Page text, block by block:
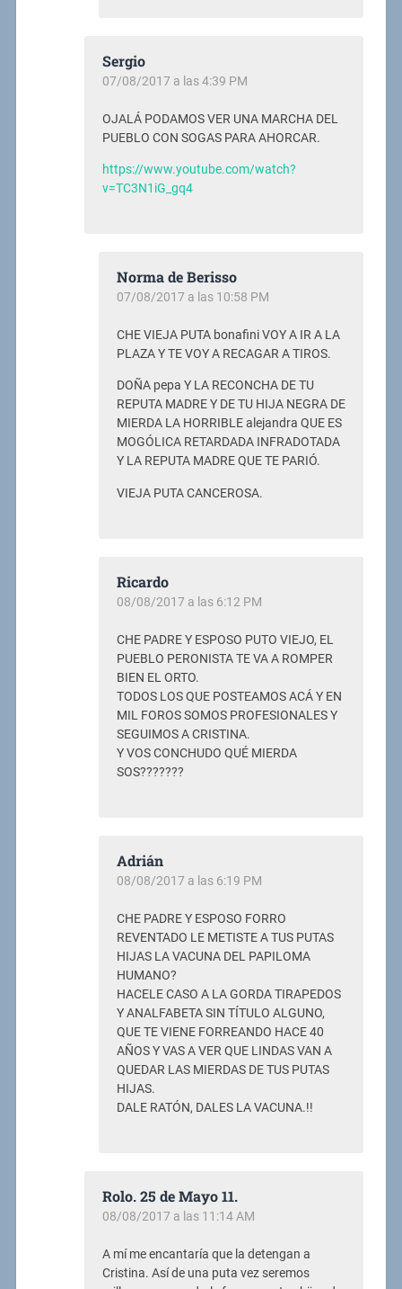
Sergio
07/08/2017 a las 4:39 PM
OJALÁ PODAMOS VER UNA MARCHA DEL
PUEBLO CON SOGAS PARA AHORCAR.
https://www.youtube.com/watch?
v=TC3N1iG_gq4
Norma de Berisso
07/08/2017 a las 10:58 PM
CHE VIEJA PUTA bonafini VOY A IR A LA
PLAZA Y TE VOY A RECAGAR A TIROS.
DOÑA pepa Y LA RECONCHA DE TU
REPUTA MADRE Y DE TU HIJA NEGRA DE
MIERDA LA HORRIBLE alejandra QUE ES
MOGÓLICA RETARDADA INFRADOTADA
Y LA REPUTA MADRE QUE TE PARIÓ.
VIEJA PUTA CANCEROSA.
Ricardo
08/08/2017 a las 6:12 PM
CHE PADRE Y ESPOSO PUTO VIEJO, EL
PUEBLO PERONISTA TE VA A ROMPER
BIEN EL ORTO.
TODOS LOS QUE POSTEAMOS ACÁ Y EN
MIL FOROS SOMOS PROFESIONALES Y
SEGUIMOS A CRISTINA.
Y VOS CONCHUDO QUÉ MIERDA
SOS???????
Adrián
08/08/2017 a las 6:19 PM
CHE PADRE Y ESPOSO FORRO
REVENTADO LE METISTE A TUS PUTAS
HIJAS LA VACUNA DEL PAPILOMA
HUMANO?
HACELE CASO A LA GORDA TIRAPEDOS
Y ANALFABETA SIN TÍTULO ALGUNO,
QUE TE VIENE FORREANDO HACE 40
AÑOS Y VAS A VER QUE LINDAS VAN A
QUEDAR LAS MIERDAS DE TUS PUTAS
HIJAS.
DALE RATÓN, DALES LA VACUNA.!!
Rolo. 25 de Mayo 11.
08/08/2017 a las 11:14 AM
A mí me encantaría que la detengan a
Cristina. Así de una puta vez seremos